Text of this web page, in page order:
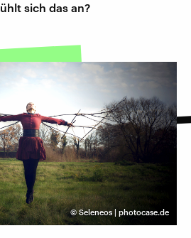
sich das an?
©Seleneos | photocase.de